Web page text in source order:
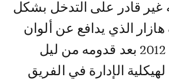
غير قادر على التدخل بشكل
الذي يدافع عن ألوان
الفريق منذ عام 2012 بعد قدومه من ليل
الإدارة في الفريق